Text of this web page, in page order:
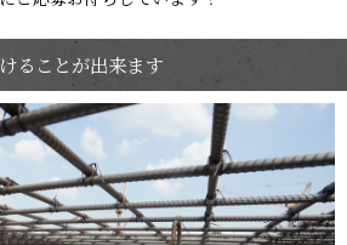
ることが出来ます